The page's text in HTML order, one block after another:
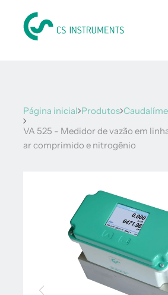
Página inicial Produtos
VA 525 - Medidor de vazão em
ar comprimido e nitrogênio